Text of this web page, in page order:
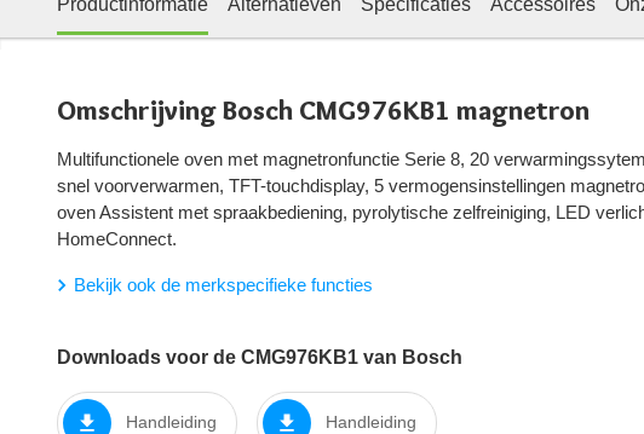
Productinformatie Alternatieven Specificaties Accessoires
Omschrijving Bosch CMG976KB1 magnetron
Multifunctionele oven met magnetronfunctie Serie 8, 20
snel voorverwarmen, TFT-touchdisplay, 5 vermogensinstellingen
oven Assistent met spraakbediening, pyrolytische zelfreiniging, LED
HomeConnect.
Bekijk ook de merkspecifieke functies
Downloads voor de CMG976KB1 van Bosch
Handleiding Handleiding